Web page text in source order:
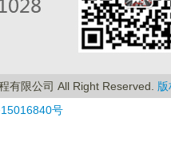
有限公司 All Right Reserved.
号